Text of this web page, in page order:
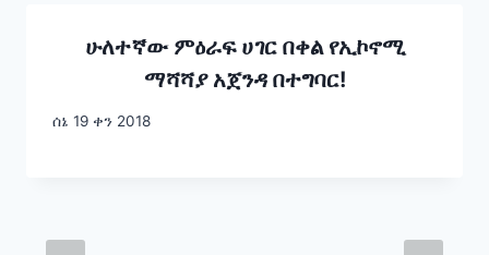
ሁለተኛው ምዕራፍ ሀገር በቀል የኢኮኖሚ
ማሻሻያ አጀንዳ በተግባር!
ሰኔ 19 ቀን 2018